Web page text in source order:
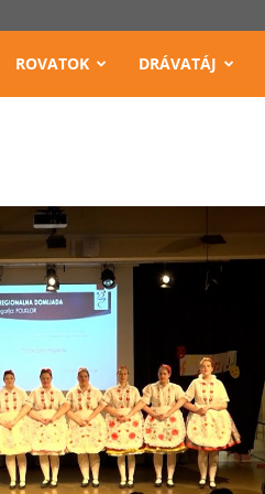
ROVATOK DRÁVATÁJ